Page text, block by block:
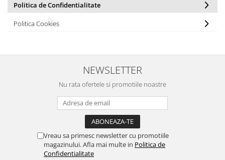
Politica de Confidentialitate
Politica Cookies
NEWSLETTER
Nu rata ofertele si promotiile noastre
Vreau sa primesc newsletter cu promotiile
magazinului. Afla mai multe in Politica de
Confidentialitate